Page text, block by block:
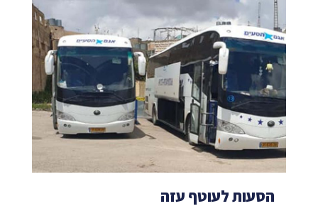
הסעות לעוטף עזה